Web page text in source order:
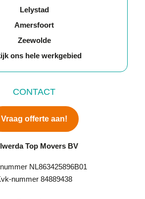
Lelystad
Amersfoort
Zeewolde
ons hele werkgebied
CONTACT
Vraag offerte aan!
Top Movers BV
NL863425896B01
nummer 84889438